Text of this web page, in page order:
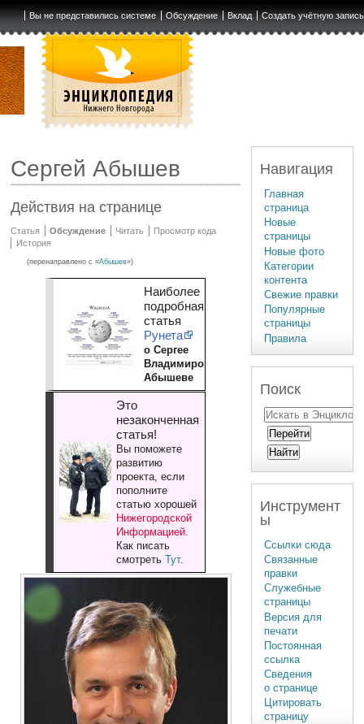
Вы не представились системе Обсуждение Вклад Создать учётную запись
Сергей Абышев
Действия на странице
Статья Обсуждение Читать
Просмотр кода
История
(перенаправлено с «Абышев»)
Наиболее
подробная
статья
Рунета
о Сергее
Владимировиче
Абышеве
Это
незаконченная
статья!
Вы поможете
развитию
проекта, если
пополните
статью хорошей
Нижегородской
Информацией.
Как писать
смотреть Тут.
Навигация
Главная
страница
Новые
страницы
Новые фото
Категории
контента
Свежие правки
Популярные
страницы
Правила
Поиск
Инструмент
ы
Ссылки сюда
Связанные
правки
Служебные
страницы
Версия для
печати
Постоянная
ссылка
Сведения
о странице
Цитировать
страницу